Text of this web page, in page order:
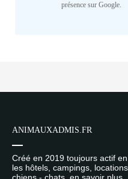
présence sur Google.
ANIMAUXADMIS.FR
Créé en 2019 toujours actif
les hôtels, campings,